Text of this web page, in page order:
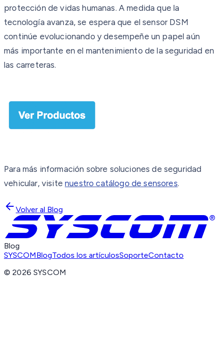
protección de vidas humanas. A medida que la
tecnología avanza, se espera que el sensor DSM
continúe evolucionando y desempeñe un papel aún
más importante en el mantenimiento de la seguridad en
las carreteras.
Para más información sobre soluciones de seguridad
vehicular, visitenuestro catálogo de sensores.
Volver al Blog
Blog
SYSCOMBlogTodos los artículosSoporteContacto
©2026 SYSCOM